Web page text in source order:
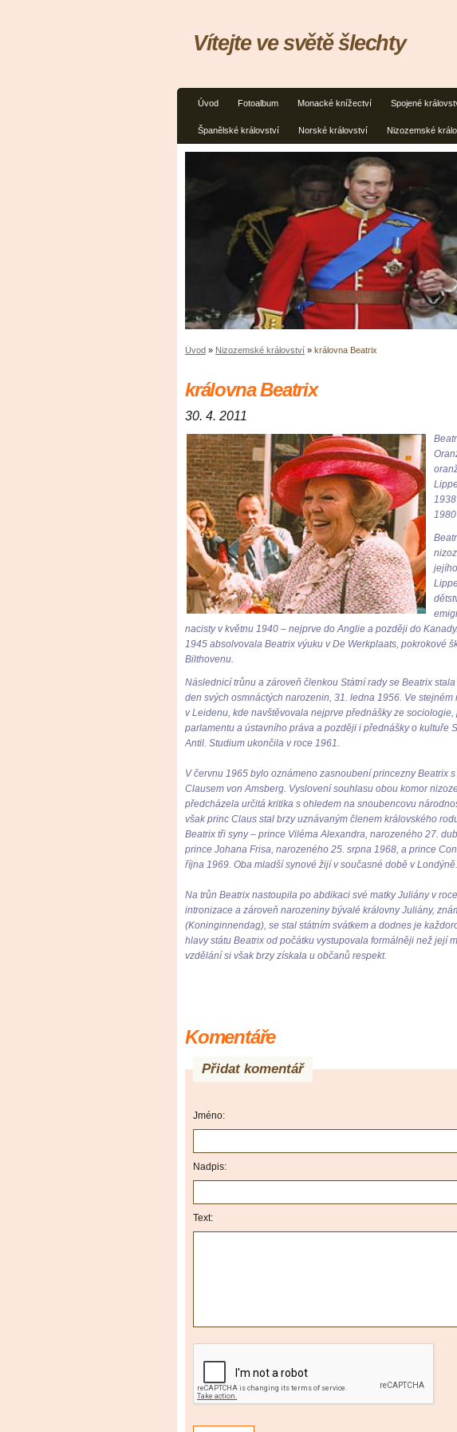
Úvod Fotoalbum Monacké knížectví Spojené
Španělské království Norské království Nizozemské
Vítejte ve světě šlechty
Úvod » Nizozemské království » královna Beatrix
královna Beatrix
30. 4. 2011
nacisty v květnu 1940 – nejprve do Anglie a později do
1945 absolvovala Beatrix výuku v De Werkplaats, pokrokové
Bilthovenu.
Následnicí trůnu a zároveň členkou Státní rady se Beatrix
den svých osmnáctých narozenin, 31. ledna 1956. Ve
v Leidenu, kde navštěvovala nejprve přednášky ze
parlamentu a ústavního práva a později i přednášky o kultuře
Antil. Studium ukončila v roce 1961.
V červnu 1965 bylo oznámeno zasnoubení princezny Beatrix
Clausem von Amsberg. Vyslovení souhlasu obou komor
předcházela určitá kritika s ohledem na snoubencovu
však princ Claus stal brzy uznávaným členem královského
Beatrix tři syny – prince Viléma Alexandra, narozeného 27.
prince Johana Frisa, narozeného 25. srpna 1968, a prince
října 1969. Oba mladší synové žijí v současné době v Londýně.
Na trůn Beatrix nastoupila po abdikaci své matky Juliány v
intronizace a zároveň narozeniny bývalé královny Juliány,
(Koninginnendag), se stal státním svátkem a dodnes je
hlavy státu Beatrix od počátku vystupovala formálněji než její
vzdělání si však brzy získala u občanů respekt.
Komentáře
Přidat komentář
Jméno:
Nadpis:
Text: